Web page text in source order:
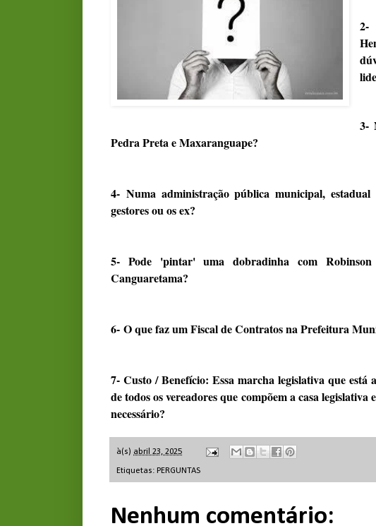
2-
3-
Pedra Preta e Maxaranguape?
4- Numa administração pública municipal,
gestores ou os ex?
5- Pode 'pintar' uma dobradinha com
Canguaretama?
6- O que faz um Fiscal de Contratos na Prefeitura
7- Custo / Benefício: Essa marcha legislativa que está
de todos os vereadores que compõem a casa
necessário?
à(s) abril 23, 2025
Etiquetas: PERGUNTAS
Nenhum comentário: